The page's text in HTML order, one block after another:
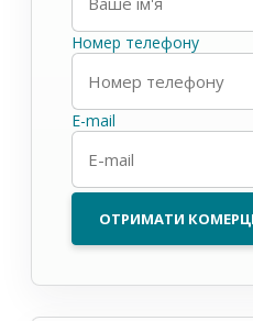
Номер телефону
E-mail
ОТРИМАТИ